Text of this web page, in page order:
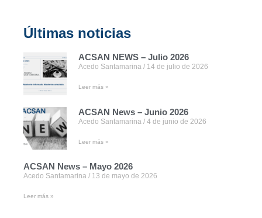
Últimas noticias
ACSAN NEWS – Julio 2026
Acedo Santamarina 14 de julio de 2026
Leer más »
ACSAN News – Junio 2026
Acedo Santamarina 4 de junio de 2026
Leer más »
ACSAN News – Mayo 2026
Acedo Santamarina 13 de mayo de 2026
Leer más »